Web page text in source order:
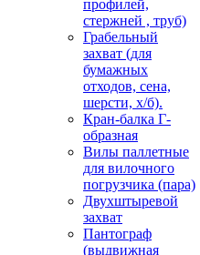
профилей,
стержней , труб)
Грабельный
захват (для
бумажных
отходов, сена,
шерсти, х/б).
Кран-балка Г-
образная
Вилы паллетные
для вилочного
погрузчика (пара)
Двухштыревой
захват
Пантограф
(выдвижная